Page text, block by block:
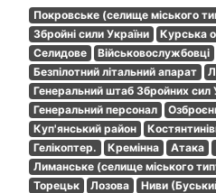
Покровське (селище міського
Збройні сили України
Курська
Селидове
Військовослужбовці
Безпілотний літальний апарат
Генеральний штаб Збройних сил
Генеральний персонал
Куп'янський район
Гелікоптер.
Кремінна Атака
Лиманське (селище міського
Торецьк
Лозова Ниви